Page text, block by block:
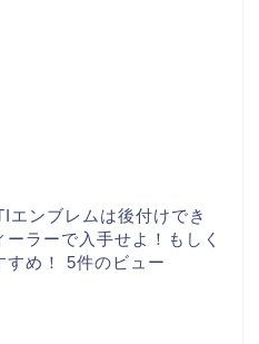
エンブレムは後付けでき
ラーで入手せよ！もしく
すめ！ 5件のビュー